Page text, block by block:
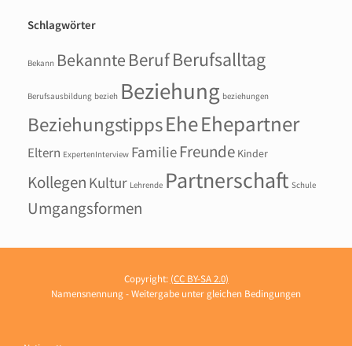
Schlagwörter
Bekann Bekannte BerufBerufsalltag
Berufsausbildung bezieh Beziehung beziehungen
BeziehungstippsEheEhepartner
Eltern ExpertenInterview Familie Freunde Kinder
Kollegen Kultur Lehrende Partnerschaft Schule
Umgangsformen
Copyright: (CC BY-SA 2.0)
Namensnennung - Weitergabe unter gleichen Bedingungen